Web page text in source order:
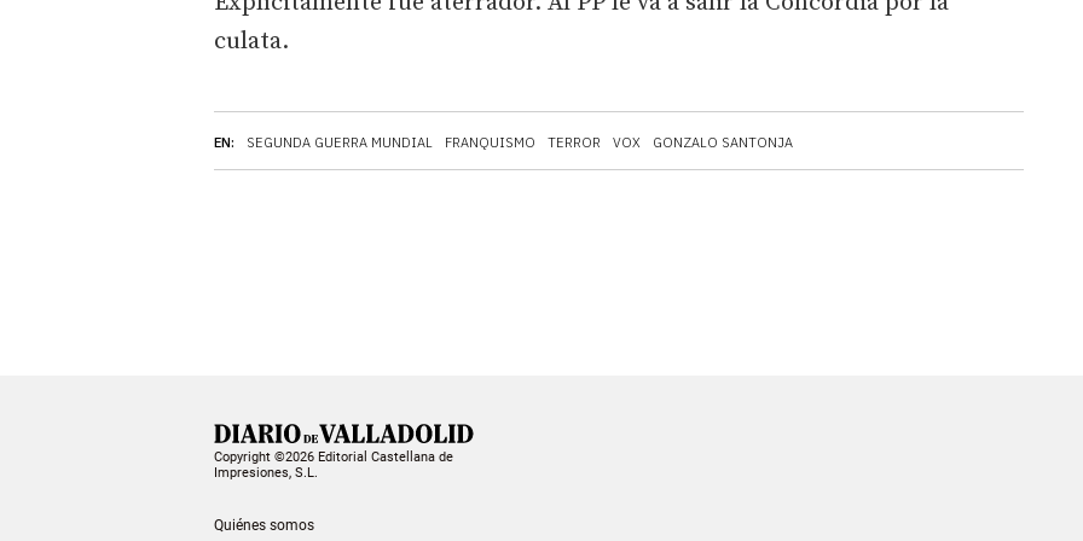
EN: SEGUNDA GUERRA MUNDIAL FRANQUISMO TERROR VOX GONZALO SANTONJA
culata.
Copyright ©2026 Editorial Castellana de
Impresiones, S.L.
Quiénes somos